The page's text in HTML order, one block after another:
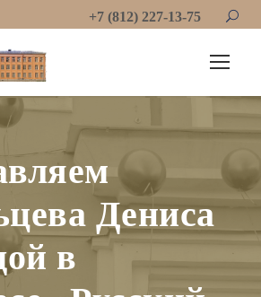
+7 (812) 227-13-75
Дениса
в